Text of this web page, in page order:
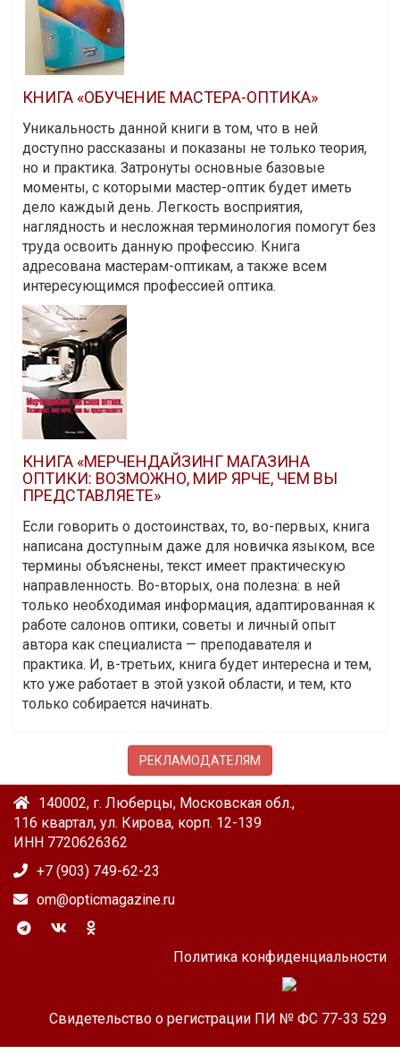
КНИГА «ОБУЧЕНИЕ МАСТЕРА-ОПТИКА»
Уникальность данной книги в том, что в ней
доступно рассказаны и показаны не только теория,
но и практика. Затронуты основные базовые
моменты, с которыми мастер-оптик будет иметь
дело каждый день. Легкость восприятия,
наглядность и несложная терминология помогут без
труда освоить данную профессию. Книга
адресована мастерам-оптикам, а также всем
интересующимся профессией оптика.
КНИГА «МЕРЧЕНДАЙЗИНГ МАГАЗИНА
ОПТИКИ: ВОЗМОЖНО, МИР ЯРЧЕ, ЧЕМ ВЫ
ПРЕДСТАВЛЯЕТЕ»
Если говорить о достоинствах, то, во-первых, книга
написана доступным даже для новичка языком, все
термины объяснены, текст имеет практическую
направленность. Во-вторых, она полезна: в ней
только необходимая информация, адаптированная к
работе салонов оптики, советы и личный опыт
автора как специалиста — преподавателя и
практика. И, в-третьих, книга будет интересна и тем,
кто уже работает в этой узкой области, и тем, кто
только собирается начинать.
РЕКЛАМОДАТЕЛЯМ
140002, г. Люберцы, Московская обл.,
116 квартал, ул. Кирова, корп. 12-139
ИНН 7720626362
+7 (903) 749-62-23
om@opticmagazine.ru
Политика конфиденциальности
Свидетельство о регистрации ПИ № ФС 77-33 529